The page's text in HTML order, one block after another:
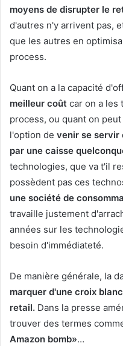
moyens de disrupter le
d'autres n'y arrivent pas,
que les autres en
process.
Quant on a la capacité
meilleur coût car on a les
process, ou quant on
l'option de venir se servir
par une caisse
technologies, que va t'il
possèdent pas ces
une société de
travaille justement
années sur les
besoin d'immédiateté.
De manière générale, la
marquer d'une croix
retail. Dans la presse
trouver des termes
Amazon bomb»…